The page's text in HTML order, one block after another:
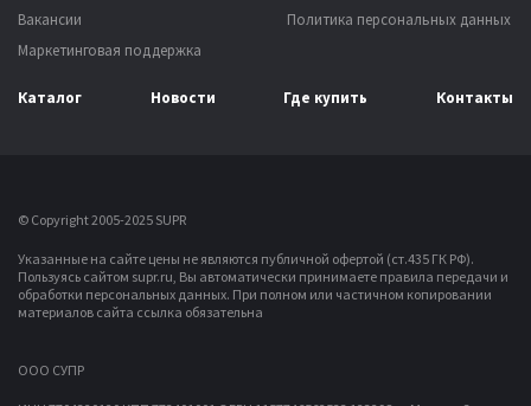
Вакансии
Маркетинговая поддержка
Политика персональных данных
Каталог Новости Где купить Контакты
© Copyright 2005-2025 SUPR
Указанные на сайте цены не являются публичной офертой (ст.435 ГК РФ).
Пользуясь сайтом supr.ru, Вы автоматически принимаете правила передачи и
обработки персональных данных. При полном или частичном копировании
материалов сайта ссылка обязательна
OOO СУПР